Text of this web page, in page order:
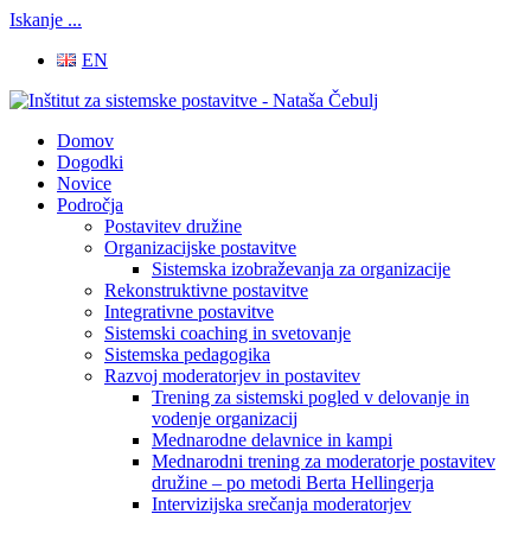
Iskanje ...
EN
Domov
Dogodki
Novice
Področja
Postavitev družine
Organizacijske postavitve
Sistemska izobraževanja za organizacije
Rekonstruktivne postavitve
Integrativne postavitve
Sistemski coaching in svetovanje
Sistemska pedagogika
Razvoj moderatorjev in postavitev
Trening za sistemski pogled v delovanje in
vodenje organizacij
Mednarodne delavnice in kampi
Mednarodni trening za moderatorje postavitev
družine – po metodi Berta Hellingerja
Intervizijska srečanja moderatorjev